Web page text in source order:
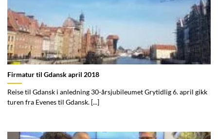
Firmatur til Gdansk april 2018
Reise til Gdansk i anledning 30-årsjubileumet Grytidlig 6. april gikk
turen fra Evenes til Gdansk. [...]